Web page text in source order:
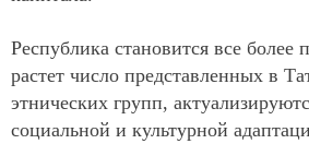
Республика становится все более
растет число представленных в
этнических групп,
социальной и культурной